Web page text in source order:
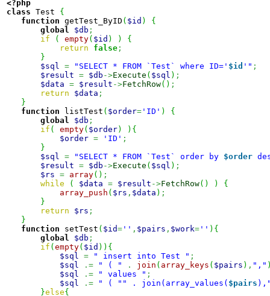
<?php
class Test {
function getTest_ByID ( $id )
{
global
$db ;
if
( empty( $id ) )
{
return
false ;
}
$sql
= "SELECT * FROM `Test` where ID=' $id '" ;
$result = $db ->Execute ( $sql ) ;
$data = $result ->FetchRow( ) ;
return
$data ;
}
function listTest ( $order= 'ID' )
{
global
$db ;
if ( empty( $order) ) {
$order = 'ID' ;
}
$sql
= "SELECT * FROM `Test` order by $order
$result = $db ->Execute ( $sql ) ;
$rs = array( ) ;
while
( $data = $result ->FetchRow( ) )
{
array_push ( $rs , $data ) ;
}
return
$rs ;
}
function setTest ( $id= '' , $pairs , $work= '' ) {
global
$db ;
if ( empty( $id ) ) {
$sql
= " insert into Test " ;
$sql
.= " ( " . join ( array_keys ( $pairs ) , ","
$sql
.= " values " ;
$sql
.= " ( " " . join(array_values( $pairs
}else{